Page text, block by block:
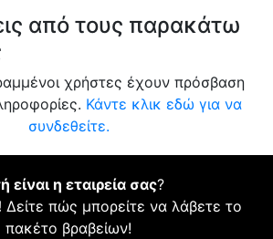
από τους παρακάτω
χρήστες έχουν πρόσβαση
Κάντε κλικ εδώ για να
συνδεθείτε.
είναι η εταιρεία σας?
Δείτε πώς μπορείτε να λάβετε το
πακέτο βραβείων!